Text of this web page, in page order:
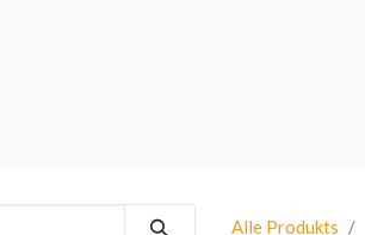
Alle Produkts